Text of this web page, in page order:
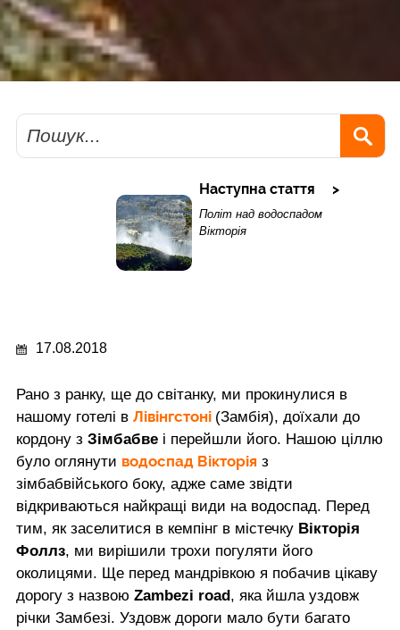
Пошук
Наступна стаття
Політ над водоспадом
Вікторія
17.08.2018
Рано з ранку, ще до світанку, ми прокинулися в
нашому готелі в Лівінгстоні (Замбія), доїхали до
кордону з Зімбабве і перейшли його. Нашою ціллю
було оглянути водоспад Вікторія з
зімбабвійського боку, адже саме звідти
відкриваються найкращі види на водоспад. Перед
тим, як заселитися в кемпінг в містечку Вікторія
Фоллз, ми вирішили трохи погуляти його
околицями. Ще перед мандрівкою я побачив цікаву
дорогу з назвою Zambezi road, яка йшла уздовж
річки Замбезі. Уздовж дороги мало бути багато